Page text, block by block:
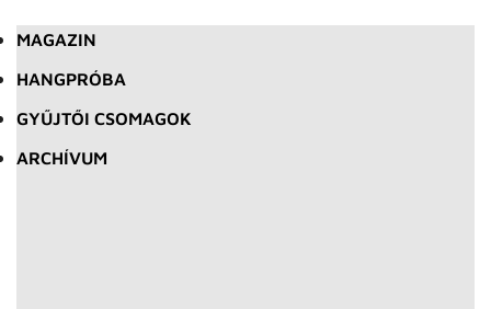
MAGAZIN
HANGPRÓBA
GYŰJTŐI CSOMAGOK
ARCHÍVUM